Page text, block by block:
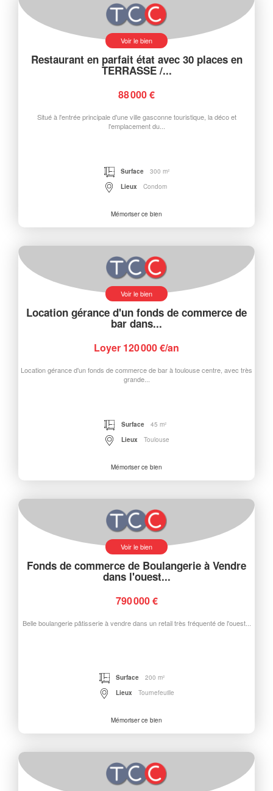
Voir le bien
Restaurant en parfait état avec 30 places en
TERRASSE /...
88 000 €
Situé à l'entrée principale d'une ville gasconne touristique, la déco et
l'emplacement du...
Surface
300 m²
Lieux
Condom
Mémoriser ce bien
Voir le bien
Location gérance d'un fonds de commerce de
bar dans...
Loyer 120 000 €/an
Location gérance d'un fonds de commerce de bar à toulouse centre, avec très
grande...
Surface
45 m²
Lieux
Toulouse
Mémoriser ce bien
Voir le bien
Fonds de commerce de Boulangerie à Vendre
dans l'ouest...
790 000 €
Belle boulangerie pâtisserie à vendre dans un retail très fréquenté de l'ouest...
Surface
200 m²
Lieux
Tournefeuille
Mémoriser ce bien